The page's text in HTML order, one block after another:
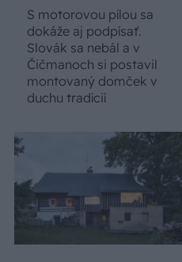
S motorovou pílou sa
dokáže aj podpísať.
Slovák sa nebál a v
Čičmanoch si postavil
montovaný domček v
duchu tradícií